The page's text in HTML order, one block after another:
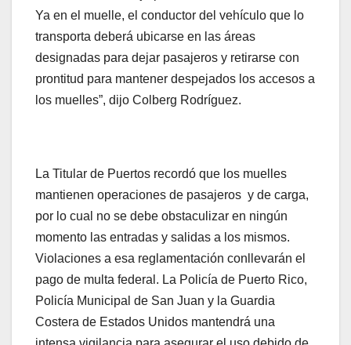
Ya en el muelle, el conductor del vehículo que lo
transporta deberá ubicarse en las áreas
designadas para dejar pasajeros y retirarse con
prontitud para mantener despejados los accesos a
los muelles”, dijo Colberg Rodríguez.
La Titular de Puertos recordó que los muelles
mantienen operaciones de pasajeros y de carga,
por lo cual no se debe obstaculizar en ningún
momento las entradas y salidas a los mismos.
Violaciones a esa reglamentación conllevarán el
pago de multa federal. La Policía de Puerto Rico,
Policía Municipal de San Juan y la Guardia
Costera de Estados Unidos mantendrá una